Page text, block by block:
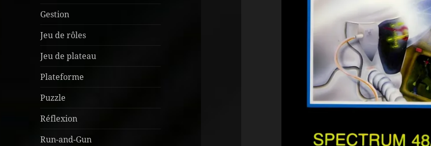
Gestion
Jeu de rôles
Jeu de plateau
Plateforme
Puzzle
Réflexion
Run-and-Gun